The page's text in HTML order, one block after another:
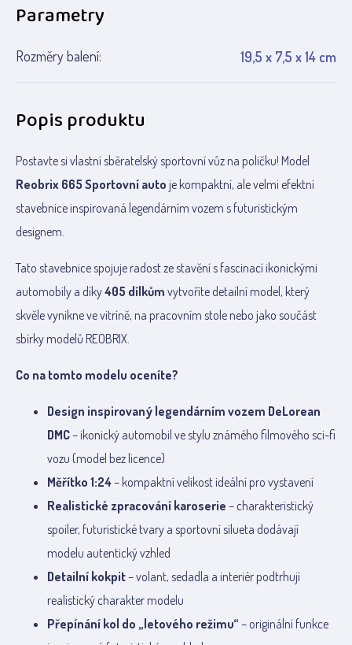
Popis produktu
Postavte si vlastní sběratelský sportovní vůz na poličku! Model
Reobrix 665 Sportovní auto je kompaktní, ale velmi efektní
stavebnice inspirovaná legendárním vozem s futuristickým
designem.
Tato stavebnice spojuje radost ze stavění s fascinací ikonickými
automobily a díky405 dílkům vytvoříte detailní model, který
skvěle vynikne ve vitríně, na pracovním stole nebo jako součást
sbírky modelů REOBRIX.
Co na tomto modelu oceníte?
Design inspirovaný legendárním vozem DeLorean
DMC– ikonický automobil ve stylu známého filmového sci-fi
vozu (model bez licence)
Měřítko 1:24– kompaktní velikost ideální pro vystavení
Realistické zpracování karoserie – charakteristický
spoiler, futuristické tvary a sportovní silueta dodávají
modelu autentický vzhled
Detailní kokpit– volant, sedadla a interiér podtrhují
realistický charakter modelu
Přepínání kol do „letového režimu“ – originální funkce
Parametry
Rozměry balení: 19,5 x 7,5 x 14 cm